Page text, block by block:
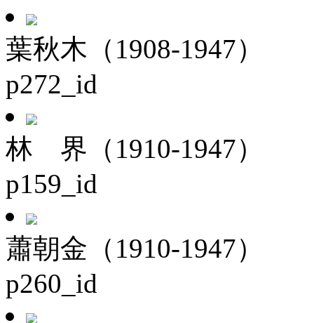
葉秋木（1908-1947）
p272_id
林 界（1910-1947）
p159_id
蕭朝金（1910-1947）
p260_id